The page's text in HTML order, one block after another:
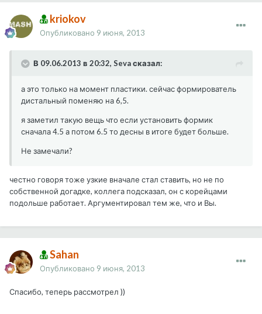
kriokov
Опубликовано 9 июня, 2013
В 09.06.2013 в 20:32, Seva сказал:
а это только на момент пластики. сейчас формирователь
дистальный поменяю на 6,5.
я заметил такую вещь что если установить формик
сначала 4.5 а потом 6.5 то десны в итоге будет больше.
Не замечали?
честно говоря тоже узкие вначале стал ставить, но не по
собственной догадке, коллега подсказал, он с корейцами
подольше работает. Аргументировал тем же, что и Вы.
Sahan
Опубликовано 9 июня, 2013
Спасибо, теперь рассмотрел ))